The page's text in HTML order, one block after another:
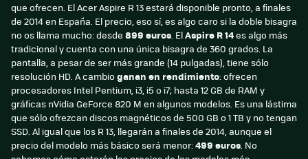
que ofrecen. El Acer Aspire R 13 estará disponible pronto, a finales
de 2014 en España. El precio, eso sí, es algo caro si la doble bisagra
no os llama mucho: desde 899 euros . ElAspire R 14es algo más
tradicional y cuenta con una única bisagra de 360 grados. La
pantalla, a pesar de ser más grande (14 pulgadas), tiene sólo
resolución HD. A cambioganan en rendimiento: ofrecen
procesadores Intel Pentium, i3, i5 o i7; hasta 12 GB de RAM y
gráficas nVidia GeForce 820 M en algunos modelos. Es una lástima
que sólo ofrezcan discos magnéticos de 500 GB o 1 TB y no tengan
SSD. Al igual que los R 13, llegarán a finales de 2014, aunque el
precio del modelo más básico será menor: 499 euros . No